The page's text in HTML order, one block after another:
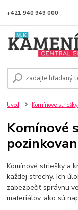
+421 940 949 000
Úvod Komínové
Komínové
Komínové striešky a
každej strechy. Ich
zabezpečiť správnu
materiálov, ako sú